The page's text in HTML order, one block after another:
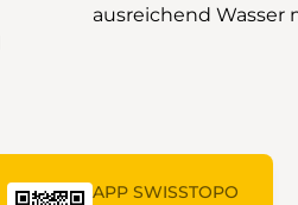
ausreichend Wasser
APP SWISSTOPO